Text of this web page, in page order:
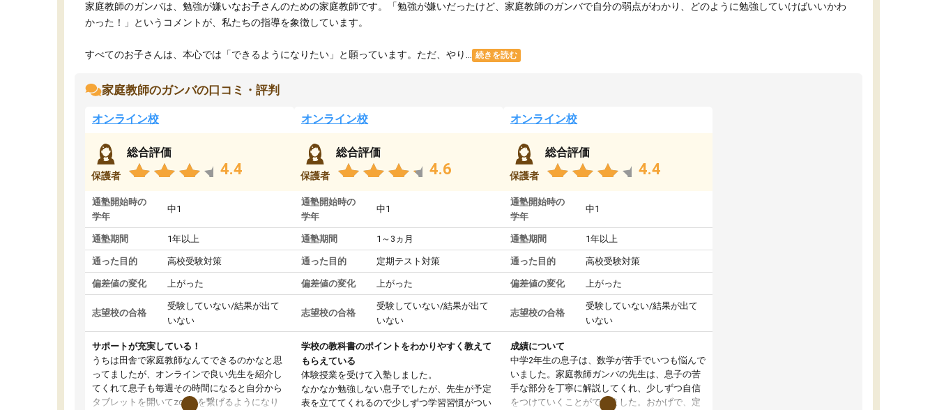
家庭教師のガンバは、勉強が嫌いなお子さんのための家庭教師です。「勉強が嫌いだったけど、家庭教師のガンバで自分の弱点がわかり、どのように勉強していけばいいかわ
かった！」というコメントが、私たちの指導を象徴しています。
すべてのお子さんは、本心では「できるようになりたい」と願っています。ただ、やり... 続きを読む
家庭教師のガンバの口コミ・評判
オンライン校
保護者
総合評価
4.4
通塾開始時の
学年
中1
通塾期間 1年以上
通った目的 高校受験対策
偏差値の変化 上がった
志望校の合格
受験していない/結果が出て
いない
サポートが充実している！
うちは田舎で家庭教師なんてできるのかなと思
ってましたが、オンラインで良い先生を紹介し
てくれて息子も毎週その時間になると自分から
タブレットを開いてzoomを繋げるようになり
オンライン校
保護者
総合評価
4.6
通塾開始時の
学年
中1
通塾期間 1～3ヵ月
通った目的 定期テスト対策
偏差値の変化 上がった
志望校の合格
受験していない/結果が出て
いない
学校の教科書のポイントをわかりやすく教えて
もらえている
体験授業を受けて入塾しました。
なかなか勉強しない息子でしたが、先生が予定
表を立ててくれるので少しずつ学習習慣がつい
オンライン校
保護者
総合評価
4.4
通塾開始時の
学年
中1
通塾期間 1年以上
通った目的 高校受験対策
偏差値の変化 上がった
志望校の合格
受験していない/結果が出て
いない
成績について
中学2年生の息子は、数学が苦手でいつも悩んで
いました。家庭教師ガンバの先生は、息子の苦
手な部分を丁寧に解説してくれ、少しずつ自信
をつけていくことができました。おかげで、定